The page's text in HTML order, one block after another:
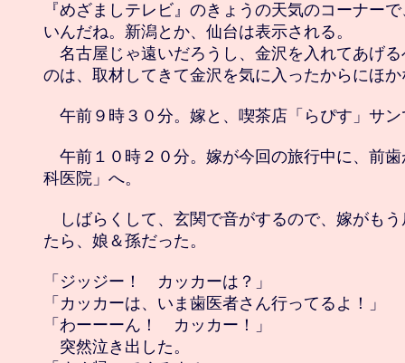
『めざましテレビ』のきょうの天気のコーナー
いんだね。新潟とか、仙台は表示される。
名古屋じゃ遠いだろうし、金沢を入れてあげ
のは、取材してきて金沢を気に入ったからにほ
午前９時３０分。嫁と、喫茶店「らぴす」サ
午前１０時２０分。嫁が今回の旅行中に、前
科医院」へ。
しばらくして、玄関で音がするので、嫁がも
たら、娘＆孫だった。
「ジッジー！　カッカーは？」
「カッカーは、いま歯医者さん行ってるよ！」
「わーーーん！　カッカー！」
突然泣き出した。